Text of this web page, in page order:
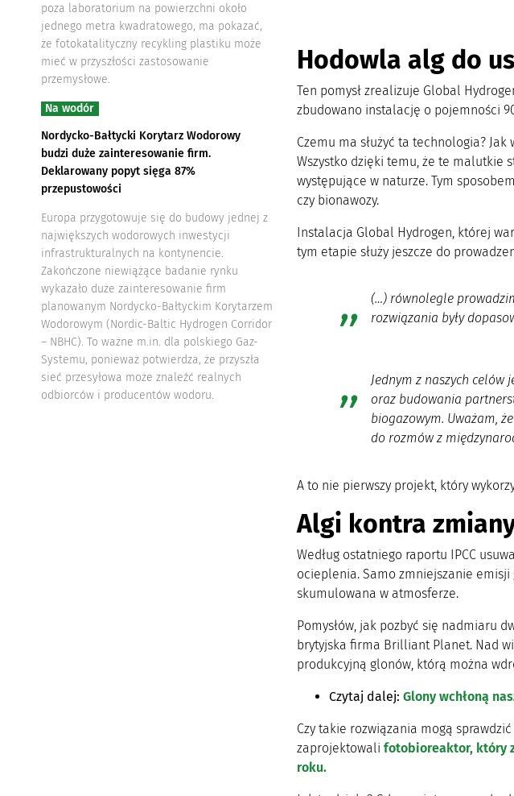
poza laboratorium na powierzchni około
jednego metra kwadratowego, ma pokazać,
że fotokatalityczny recykling plastiku może
mieć w przyszłości zastosowanie
przemysłowe.
Na wodór
Nordycko-Bałtycki Korytarz Wodorowy
budzi duże zainteresowanie firm.
Deklarowany popyt sięga 87%
przepustowości
Europa przygotowuje się do budowy jednej z
największych wodorowych inwestycji
infrastrukturalnych na kontynencie.
Zakończone niewiążące badanie rynku
wykazało duże zainteresowanie firm
planowanym Nordycko-Bałtyckim Korytarzem
Wodorowym (Nordic-Baltic Hydrogen Corridor
– NBHC). To ważne m.in. dla polskiego Gaz-
Systemu, ponieważ potwierdza, że przyszła
sieć przesyłowa może znaleźć realnych
odbiorców i producentów wodoru.
Hodowla alg do
Ten pomysł zrealizuje Global
zbudowano instalację o pojemności
Czemu ma służyć ta technologia?
Wszystko dzięki temu, że te malutkie
występujące w naturze. Tym
czy bionawozy.
Instalacja Global Hydrogen, której
tym etapie służy jeszcze do
(…) równolegle
rozwiązania były
Jednym z naszych
oraz budowania
biogazowym. Uważam,
do rozmów z
A to nie pierwszy projekt, który
Algi kontra
Według ostatniego raportu IPCC
ocieplenia. Samo zmniejszanie
skumulowana w atmosferze.
Pomysłów, jak pozbyć się nadmiaru
brytyjska firma Brilliant Planet. Nad
produkcyjną glonów, którą można
Czytaj dalej: Glony wchłoną
Czy takie rozwiązania mogą
zaprojektowali fotobioreaktor, który
roku.